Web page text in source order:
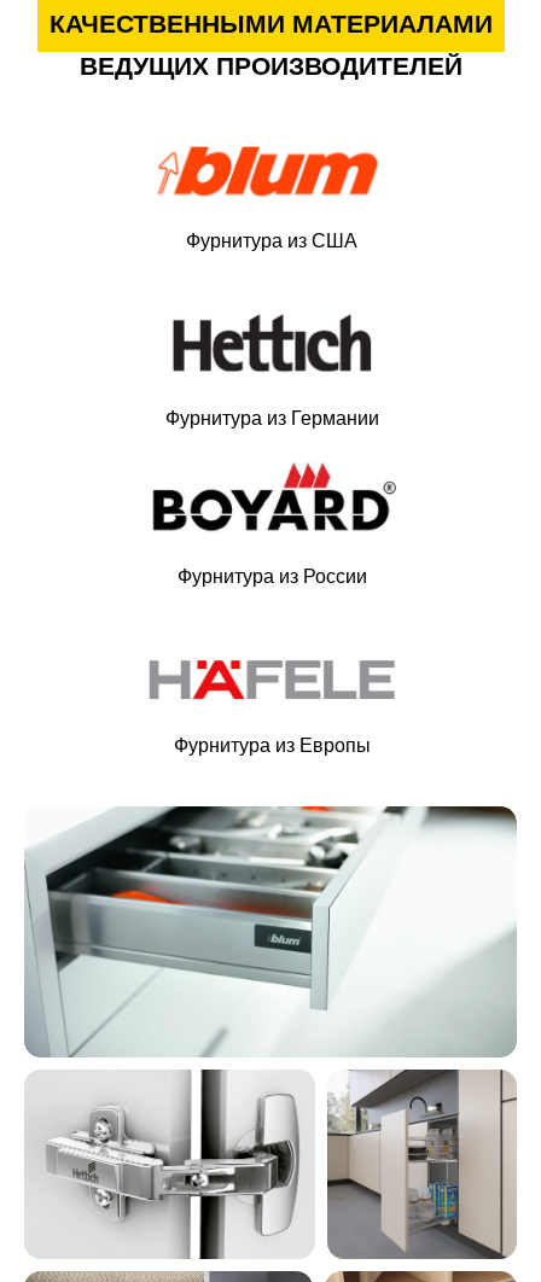
КАЧЕСТВЕННЫМИ МАТЕРИАЛАМИ
ВЕДУЩИХ ПРОИЗВОДИТЕЛЕЙ
Фурнитура из США
Фурнитура из Германии
Фурнитура из России
Фурнитура из Европы